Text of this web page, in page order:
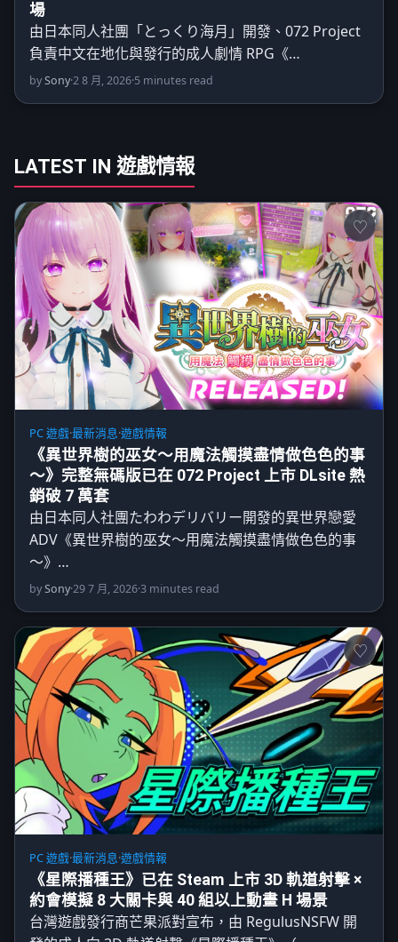
場
由日本同人社團「とっくり海月」開發、072 Project
負責中文在地化與發行的成人劇情 RPG《…
bySony·2 8 月, 2026·5 minutes read
LATEST IN 遊戲情報
PC 遊戲·最新消息·遊戲情報
《異世界樹的巫女～用魔法觸摸盡情做色色的事
～》完整無碼版已在 072 Project 上市 DLsite 熱
銷破 7 萬套
由日本同人社團たわわデリバリー開發的異世界戀愛
ADV《異世界樹的巫女～用魔法觸摸盡情做色色的事
～》…
bySony·29 7 月, 2026·3 minutes read
PC 遊戲·最新消息·遊戲情報
《星際播種王》已在 Steam 上市 3D 軌道射擊 ×
約會模擬 8 大關卡與 40 組以上動畫 H 場景
台灣遊戲發行商芒果派對宣布，由 RegulusNSFW 開